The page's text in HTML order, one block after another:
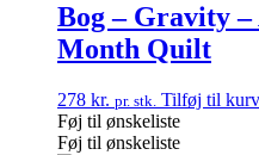
Bog – Gravity
Month Quilt
278 kr. pr. stk. Tilføj til kurv
Føj til ønskeliste
Føj til ønskeliste